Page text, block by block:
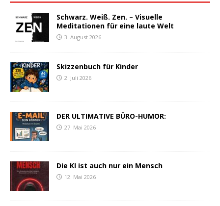
Schwarz. Weiß. Zen. – Visuelle
Meditationen für eine laute Welt
3. August 2026
Skizzenbuch für Kinder
2. Juli 2026
DER ULTIMATIVE BÜRO-HUMOR:
27. Mai 2026
Die KI ist auch nur ein Mensch
12. Mai 2026